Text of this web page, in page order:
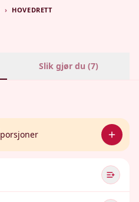
› HOVEDRETT
Slik gjør du (7)
porsjoner